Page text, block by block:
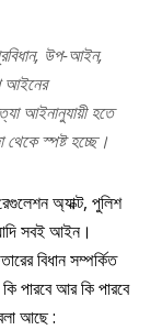
উপ-আইন,
আইনের
আইনানুযায়ী হতে
থেকে স্পষ্ট হচ্ছে।
অ্যাক্ট, পুলিশ
সবই আইন।
বিধান সম্পর্কিত
পারবে আর কি পারবে
আছে :